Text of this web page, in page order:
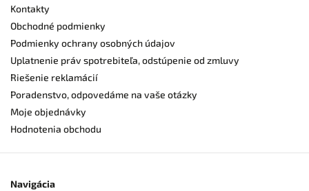
Kontakty
Obchodné podmienky
Podmienky ochrany osobných údajov
Uplatnenie práv spotrebiteľa, odstúpenie od zmluvy
Riešenie reklamácií
Poradenstvo, odpovedáme na vaše otázky
Moje objednávky
Hodnotenia obchodu
Navigácia